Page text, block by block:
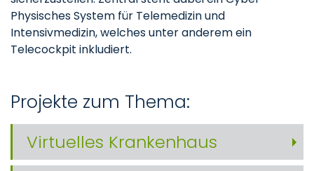
Physisches System für Telemedizin und
Intensivmedizin, welches unter anderem ein
Telecockpit inkludiert.
Projekte zum Thema:
Virtuelles Krankenhaus